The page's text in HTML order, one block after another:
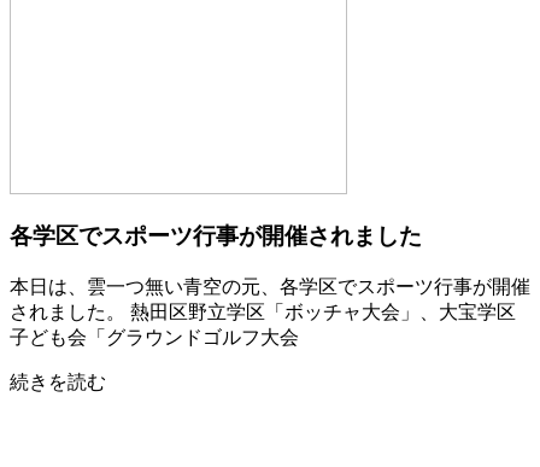
各学区でスポーツ行事が開催されました
本日は、雲一つ無い青空の元、各学区でスポーツ行事が開催
されました。 熱田区野立学区「ボッチャ大会」、大宝学区
子ども会「グラウンドゴルフ大会
続きを読む